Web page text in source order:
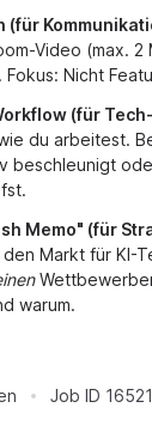
(für
Video (max.
Nicht
(für
du arbeitest.
beschleunigt
Memo" (für
Markt für KI-
warum.
Job ID